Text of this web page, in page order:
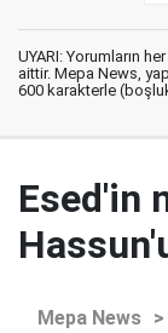
UYARI: Yorumların
aittir. Mepa News,
600 karakterle
Esed'in
Mepa News >